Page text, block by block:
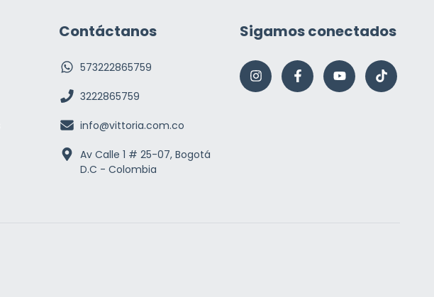
Contáctanos
573222865759
3222865759
info@vittoria.com.co
Av Calle 1 # 25-07, Bogotá
D.C - Colombia
Sigamos conectados